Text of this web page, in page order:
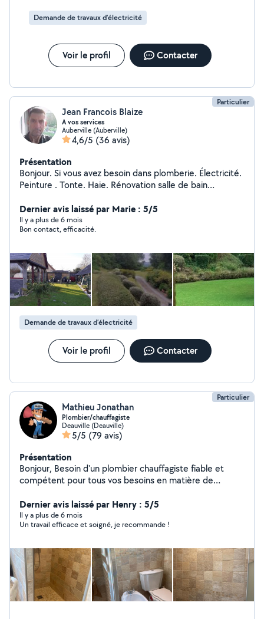
Demande de travaux d’électricité
Voir le profil Contacter
Particulier
Jean Francois Blaize
A vos services
Auberville (Auberville)
4,6/5 (36 avis)
Présentation
Bonjour. Si vous avez besoin dans plomberie. Électricité.
Peinture . Tonte. Haie. Rénovation salle de bain
hésitez pas .. contactez moi au plaisir ...
Dernier avis laissé par Marie : 5/5
Il y a plus de 6 mois
Bon contact, efficacité.
Demande de travaux d’électricité
Voir le profil Contacter
Particulier
Mathieu Jonathan
Plombier/chauffagiste
Deauville (Deauville)
5/5 (79 avis)
Présentation
Bonjour, Besoin d'un plombier chauffagiste fiable et
compétent pour tous vos besoins en matière de
là pour vous offrir un service de qualité et des solutions
adaptées à vos besoins
Dernier avis laissé par Henry : 5/5
Il y a plus de 6 mois
Un travail efficace et soigné, je recommande !